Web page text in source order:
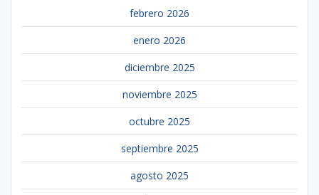
febrero 2026
enero 2026
diciembre 2025
noviembre 2025
octubre 2025
septiembre 2025
agosto 2025